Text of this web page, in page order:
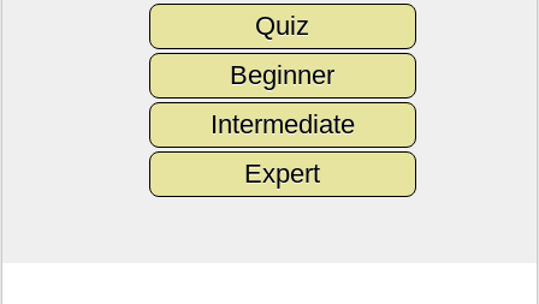
Quiz
Beginner
Intermediate
Expert